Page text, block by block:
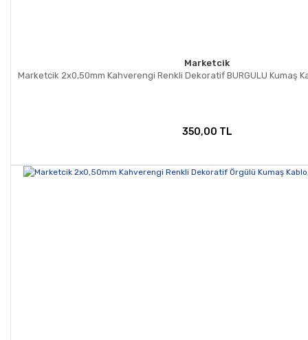
Marketcik
Marketcik 2x0,50mm Kahverengi Renkli Dekoratif BURGULU Kumaş
350,00 TL